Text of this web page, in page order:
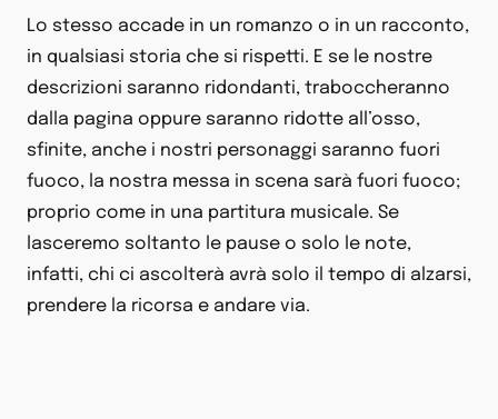
Lo stesso accade in un romanzo o in un racconto,
in qualsiasi storia che si rispetti. E se le nostre
descrizioni saranno ridondanti, traboccheranno
dalla pagina oppure saranno ridotte all’osso,
sfinite, anche i nostri personaggi saranno fuori
fuoco, la nostra messa in scena sarà fuori fuoco;
proprio come in una partitura musicale. Se
lasceremo soltanto le pause o solo le note,
infatti, chi ci ascolterà avrà solo il tempo di alzarsi,
prendere la ricorsa e andare via.